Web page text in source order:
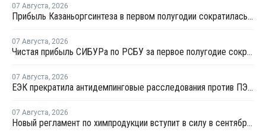
07 Августа, 2026
Прибыль Казаньоргсинтеза в первом полугодии сократилась более чем в 2 раза
07 Августа, 2026
Чистая прибыль СИБУРа по РСБУ за первое полугодие сократилась в 3,6 раза
07 Августа, 2026
ЕЭК прекратила антидемпинговые расследования против ПЭ и ПП из Азербайджана и Туркменистана
07 Августа, 2026
Новый регламент по химпродукции вступит в силу в сентябре 2027 года